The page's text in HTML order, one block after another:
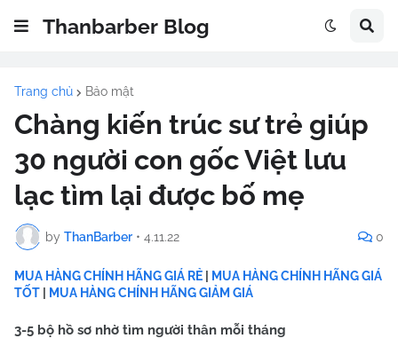
Thanbarber Blog
Trang chủ Bảo mật
Chàng kiến trúc sư trẻ giúp
30 người con gốc Việt lưu
lạc tìm lại được bố mẹ
by ThanBarber • 4.11.22 0
MUA HÀNG CHÍNH HÃNG GIÁ RẺ
MUA HÀNG CHÍNH HÃNG GIÁ
TỐT
MUA HÀNG CHÍNH HÃNG GIẢM GIÁ
3-5 bộ hồ sơ nhờ tìm người thân mỗi tháng